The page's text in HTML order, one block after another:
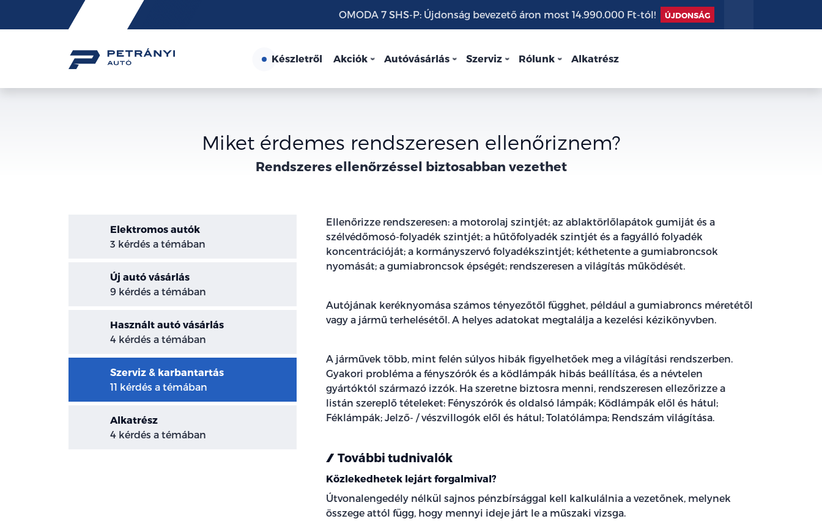
Friss
hírek
OMODA 7 SHS-P: Újdonság bevezető áron most 14.990.000 Ft-tól! ÚJDONSÁG
Készletről Akciók Autóvásárlás Szerviz Rólunk Alkatrész
Miket érdemes rendszeresen ellenőriznem?
Rendszeres ellenőrzéssel biztosabban vezethet
Elektromos autók
3 kérdés a témában
Új autó vásárlás
9 kérdés a témában
Használt autó vásárlás
4 kérdés a témában
Szerviz & karbantartás
11 kérdés a témában
Alkatrész
4 kérdés a témában
Ellenőrizze rendszeresen: a motorolaj szintjét; az ablaktörlőlapátok gumiját és a
szélvédőmosó-folyadék szintjét; a hűtőfolyadék szintjét és a fagyálló folyadék
koncentrációját; a kormányszervó folyadékszintjét; kéthetente a gumiabroncsok
nyomását; a gumiabroncsok épségét; rendszeresen a világítás működését.
Autójának keréknyomása számos tényezőtől függhet, például a gumiabroncs méretétől
vagy a jármű terhelésétől. A helyes adatokat megtalálja a kezelési kézikönyvben.
A járművek több, mint felén súlyos hibák figyelhetőek meg a világítási rendszerben.
Gyakori probléma a fényszórók és a ködlámpák hibás beállítása, és a névtelen
gyártóktól származó izzók. Ha szeretne biztosra menni, rendszeresen ellezőrizze a
listán szereplő tételeket: Fényszórók és oldalsó lámpák; Ködlámpák elől és hátul;
Féklámpák; Jelző- / vészvillogók elől és hátul; Tolatólámpa; Rendszám világítása.
További tudnivalók
Közlekedhetek lejárt forgalmival?
Útvonalengedély nélkül sajnos pénzbírsággal kell kalkulálnia a vezetőnek, melynek
összege attól függ, hogy mennyi ideje járt le a műszaki vizsga.